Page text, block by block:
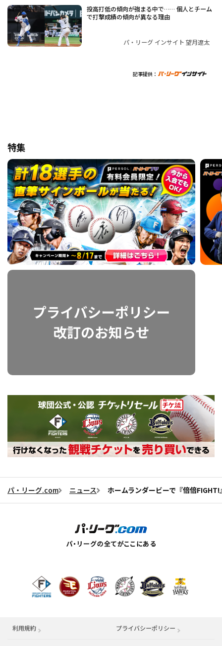
投高打低の傾向が強まる中で…… 個人とチーム
で打撃成績の傾向が異なる理由
パ・リーグ インサイト 望月遼太
記事提供：
特集
パ・リーグ.com ニュース ホームランダービーで『倍倍
利用規約 プライバシーポリシー